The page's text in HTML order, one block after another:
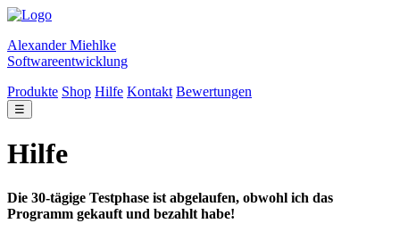
Alexander Miehlke
Softwareentwicklung
Produkte Shop Hilfe Kontakt Bewertungen
☰
Hilfe
Die 30-tägige Testphase ist abgelaufen, obwohl ich das
Programm gekauft und bezahlt habe!